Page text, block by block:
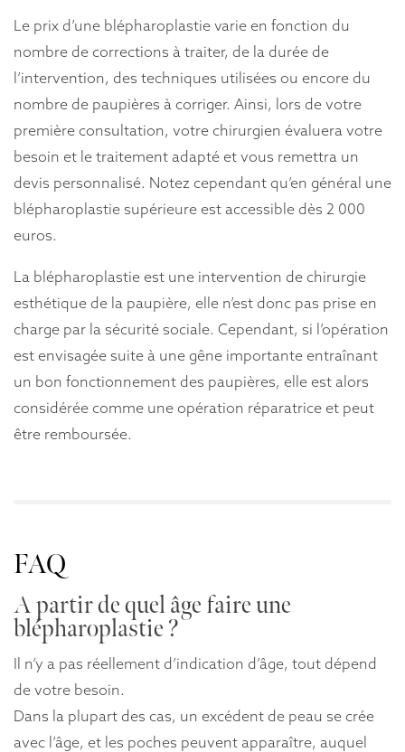
Le prix d’une blépharoplastie varie en fonction du
nombre de corrections à traiter, de la durée de
l’intervention, des techniques utilisées ou encore du
nombre de paupières à corriger. Ainsi, lors de votre
première consultation, votre chirurgien évaluera votre
besoin et le traitement adapté et vous remettra un
devis personnalisé. Notez cependant qu’en général une
blépharoplastie supérieure est accessible dès 2 000
euros.
La blépharoplastie est une intervention de chirurgie
esthétique de la paupière, elle n’est donc pas prise en
charge par la sécurité sociale. Cependant, si l’opération
est envisagée suite à une gêne importante entraînant
un bon fonctionnement des paupières, elle est alors
considérée comme une opération réparatrice et peut
être remboursée.
FAQ
A partir de quel âge faire une
blépharoplastie ?
Il n’y a pas réellement d’indication d’âge, tout dépend
de votre besoin.
Dans la plupart des cas, un excédent de peau se crée
avec l’âge, et les poches peuvent apparaître, auquel